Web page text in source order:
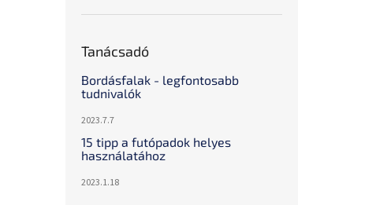
Tanácsadó
Bordásfalak - legfontosabb
tudnivalók
2023.7.7
15 tipp a futópadok helyes
használatához
2023.1.18